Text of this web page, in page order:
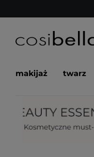
makijaż twarz